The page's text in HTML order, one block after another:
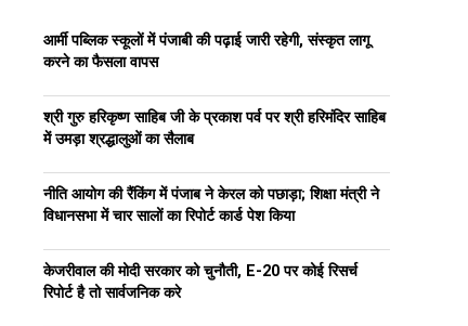
आर्मी पब्लिक स्कूलों में पंजाबी की पढ़ाई जारी रहेगी, संस्कृत लागू
करने का फैसला वापस
श्री गुरु हरिकृष्ण साहिब जी के प्रकाश पर्व पर श्री हरिमंदिर साहिब
में उमड़ा श्रद्धालुओं का सैलाब
नीति आयोग की रैंकिंग में पंजाब ने केरल को पछाड़ा; शिक्षा मंत्री ने
विधानसभा में चार सालों का रिपोर्ट कार्ड पेश किया
केजरीवाल की मोदी सरकार को चुनौती, E-20 पर कोई रिसर्च
रिपोर्ट है तो सार्वजनिक करे